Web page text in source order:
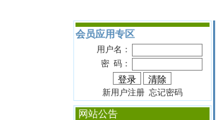
会员应用专区
用户名：
密 码：
新用户注册 忘记密码
网站公告